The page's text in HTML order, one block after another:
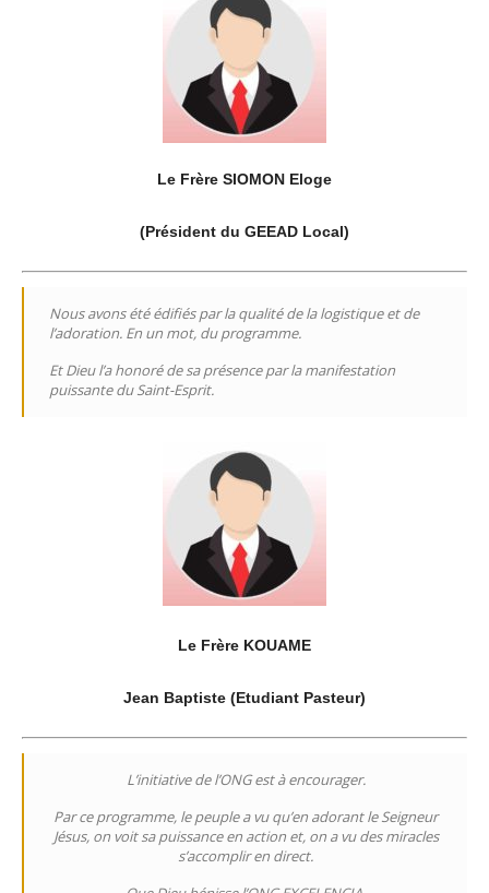
Le Frère SIOMON Eloge
(Président du GEEAD Local)
Nous avons été édifiés par la qualité de la logistique et de
l’adoration. En un mot, du programme.
Et Dieu l’a honoré de sa présence par la manifestation
puissante du Saint-Esprit.
Le Frère KOUAME
Jean Baptiste (Etudiant Pasteur)
L’initiative de l’ONG est à encourager.
Par ce programme, le peuple a vu qu’en adorant le Seigneur
Jésus, on voit sa puissance en action et, on a vu des miracles
s’accomplir en direct.